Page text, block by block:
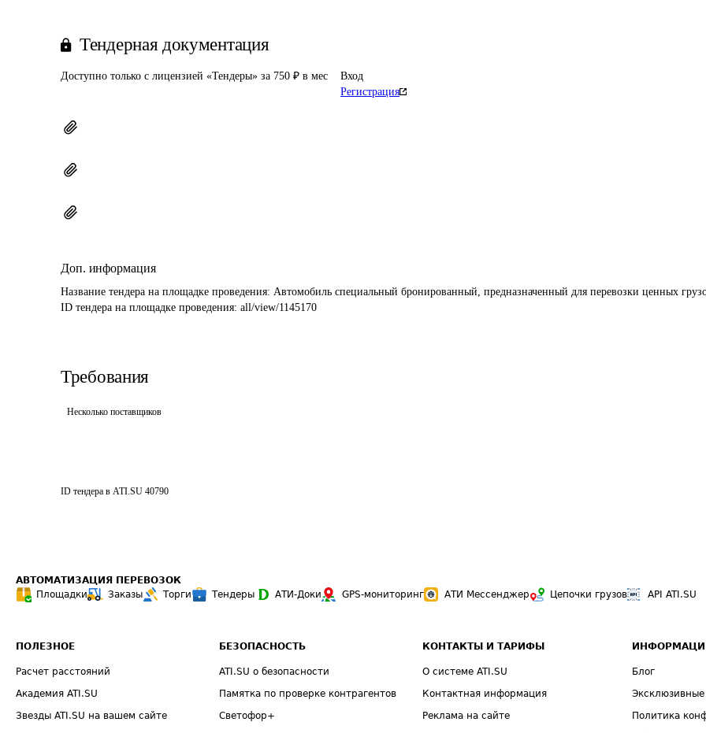
Тендерная документация
Доступно только с лицензией «Тендеры» за 750 ₽ в мес
Вход
Регистрация
Доп. информация
Название тендера на площадке проведения: Автомобиль специальный бронированный, предназначенный для перевозки ценных
ID тендера на площадке проведения: all/view/1145170
Требования
Несколько поставщиков
ID тендера в ATI.SU 40790
АВТОМАТИЗАЦИЯ ПЕРЕВОЗОК
Площадки
Заказы Торги Тендеры АТИ-Доки GPS-мониторинг АТИ Мессенджер Цепочки грузов API ATI.SU
ПОЛЕЗНОЕ
Расчет расстояний
Академия ATI.SU
Звезды ATI.SU на вашем сайте
БЕЗОПАСНОСТЬ
ATI.SU о безопасности
Памятка по проверке контрагентов
Светофор+
КОНТАКТЫ И ТАРИФЫ
О системе ATI.SU
Контактная информация
Реклама на сайте
Блог
Политика